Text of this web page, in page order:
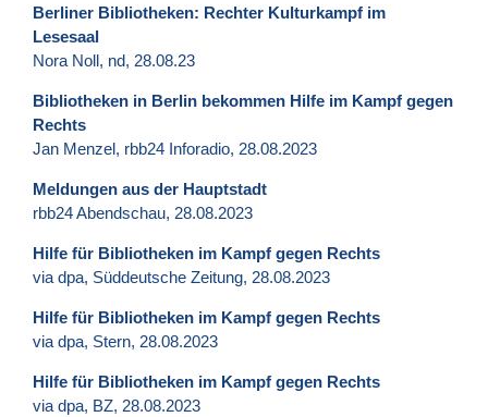
Berliner Bibliotheken: Rechter Kulturkampf im
Lesesaal
Nora Noll, nd, 28.08.23
Bibliotheken in Berlin bekommen Hilfe im Kampf gegen
Rechts
Jan Menzel, rbb24 Inforadio, 28.08.2023
Meldungen aus der Hauptstadt
rbb24 Abendschau, 28.08.2023
Hilfe für Bibliotheken im Kampf gegen Rechts
via dpa, Süddeutsche Zeitung, 28.08.2023
Hilfe für Bibliotheken im Kampf gegen Rechts
via dpa, Stern, 28.08.2023
Hilfe für Bibliotheken im Kampf gegen Rechts
via dpa, BZ, 28.08.2023